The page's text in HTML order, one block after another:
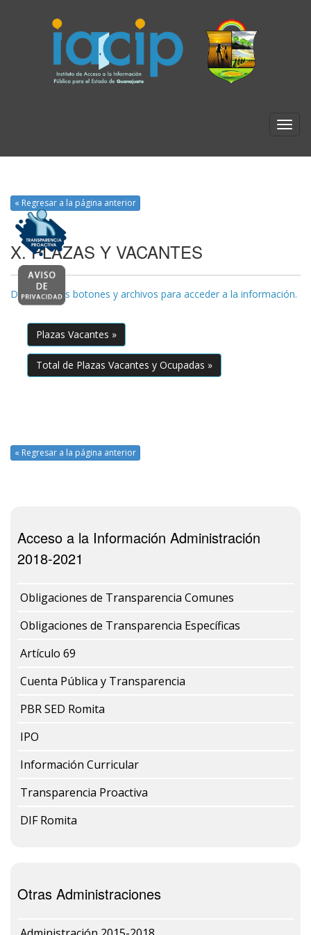
« Regresar a la página anterior
X. PLAZAS Y VACANTES
Da clic en los botones y archivos para acceder a la información.
Plazas Vacantes »
Total de Plazas Vacantes y Ocupadas »
« Regresar a la página anterior
Acceso a la Información Administración
2018-2021
Obligaciones de Transparencia Comunes
Obligaciones de Transparencia Específicas
Artículo 69
Cuenta Pública y Transparencia
PBR SED Romita
IPO
Información Curricular
Transparencia Proactiva
DIF Romita
Otras Administraciones